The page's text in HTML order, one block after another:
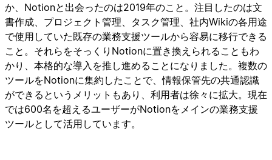
か、Notionと出会ったのは2019年のこと。注目したのは文
書作成、プロジェクト管理、タスク管理、社内Wikiの各用途
で使用していた既存の業務支援ツールから容易に移行できる
こと。それらをそっくりNotionに置き換えられることもわ
かり、本格的な導入を推し進めることになりました。複数の
ツールをNotionに集約したことで、情報保管先の共通認識
ができるというメリットもあり、利用者は徐々に拡大。現在
では600名を超えるユーザーがNotionをメインの業務支援
ツールとして活用しています。